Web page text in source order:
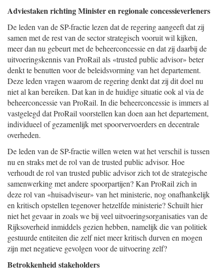
Adviestaken richting Minister en regionale concessieverleners
De leden van de SP-fractie lezen dat de regering aangeeft dat zij
samen met de rest van de sector strategisch vooruit wil kijken,
meer dan nu gebeurt met de beheerconcessie en dat zij daarbij de
uitvoeringskennis van ProRail als «trusted public advisor» beter
denkt te benutten voor de beleidsvorming van het departement.
Deze leden vragen waarom de regering denkt dat zij dit doel nu
niet al kan bereiken. Dat kan in de huidige situatie ook al via de
beheerconcessie van ProRail. In die beheerconcessie is immers al
vastgelegd dat ProRail voorstellen kan doen aan het departement,
individueel of gezamenlijk met spoorvervoerders en decentrale
overheden.
De leden van de SP-fractie willen weten wat het verschil is tussen
nu en straks met de rol van de trusted public advisor. Hoe
verhoudt de rol van trusted public advisor zich tot de strategische
samenwerking met andere spoorpartijen? Kan ProRail zich in
deze rol van «huisadviseur» van het ministerie, nog onafhankelijk
en kritisch opstellen tegenover hetzelfde ministerie? Schuilt hier
niet het gevaar in zoals we bij veel uitvoeringsorganisaties van de
Rijksoverheid inmiddels gezien hebben, namelijk die van politiek
gestuurde entiteiten die zelf niet meer kritisch durven en mogen
zijn met negatieve gevolgen voor de uitvoering zelf?
Betrokkenheid stakeholders